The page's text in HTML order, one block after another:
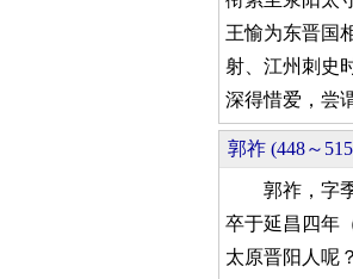
王愉为东晋国
射、江州刺史
深得惜爱，尝
郭祚 (448～
郭祚，字季
卒于延昌四年
太原晋阳人呢